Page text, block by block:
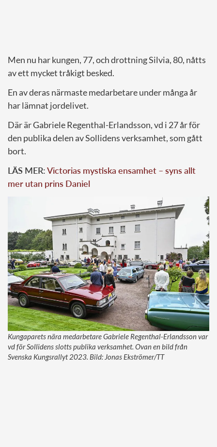
Men nu har kungen, 77, och drottning Silvia, 80, nåtts
av ett mycket tråkigt besked.
En av deras närmaste medarbetare under många år
har lämnat jordelivet.
Där är Gabriele Regenthal-Erlandsson, vd i 27 år för
den publika delen av Sollidens verksamhet, som gått
bort.
LÄS MER:Victorias mystiska ensamhet – syns allt
mer utan prins Daniel
Kungaparets nära medarbetare Gabriele Regenthal-Erlandsson var
vd för Sollidens slotts publika verksamhet. Ovan en bild från
Svenska Kungsrallyt 2023. Bild: Jonas Ekströmer/TT